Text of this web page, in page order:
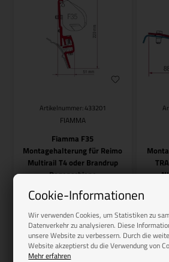
Cookie-Informationen
Wir verwenden Cookies, um Statistiken zu
Datenverkehr zu analysieren. Diese
unsere Website zu verbessern. Durch die
Website akzeptierst du die Verwendung von
Mehr erfahren
Artikelnummer: 433201
FIAMMA
Fiamma F35
Montagehalterung für Reimo
Multirail T4 oder Brandrup
Regenschiene
94,50EUR
Auf Lager, bereit für den
Versand